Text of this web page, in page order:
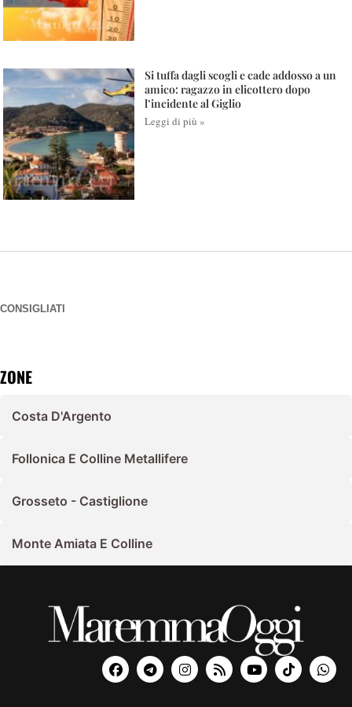
Si tuffa dagli scogli e cade addosso a un
amico: ragazzo in elicottero dopo
l’incidente al Giglio
Leggi di più »
CONSIGLIATI
ZONE
Costa D'Argento
Follonica E Colline Metallifere
Grosseto - Castiglione
Monte Amiata E Colline